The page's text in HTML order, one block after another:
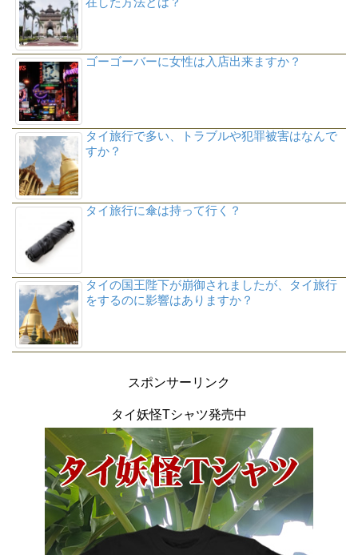
ゴーゴーバーに女性は入店出来ますか？
タイ旅行で多い、トラブルや犯罪被害はなんで
すか？
タイ旅行に傘は持って行く？
タイの国王陛下が崩御されましたが、タイ旅行
をするのに影響はありますか？
スポンサーリンク
タイ妖怪Tシャツ発売中